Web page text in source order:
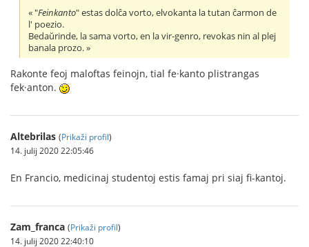
« "Feinkanto" estas dolĉa vorto, elvokanta la tutan ĉarmon de
l' poezio.
Bedaŭrinde, la sama vorto, en la vir-genro, revokas nin al plej
banala prozo. »
Rakonte feoj maloftas feinojn, tial fe·kanto plistrangas
fek·anton.
Altebrilas (Prikaži profil)
14. julij 2020 22:05:46
En Francio, medicinaj studentoj estis famaj pri siaj fi-kantoj.
Zam_franca (Prikaži profil)
14. julij 2020 22:40:10